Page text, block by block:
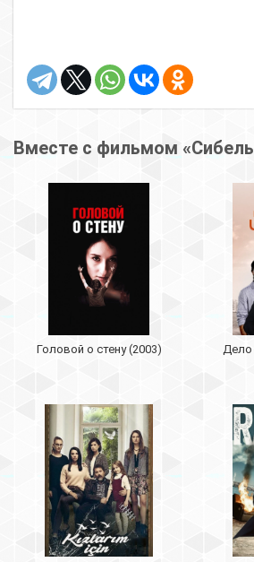
Вместе с фильмом
Головой о стену (2003) Дело